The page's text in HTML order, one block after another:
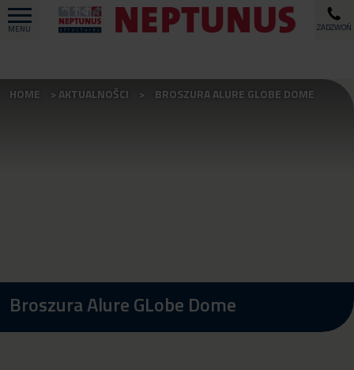
MENU ZADZWOŃ
HOME AKTUALNOŚCI BROSZURA ALURE GLOBE DOME
Broszura Alure GLobe Dome